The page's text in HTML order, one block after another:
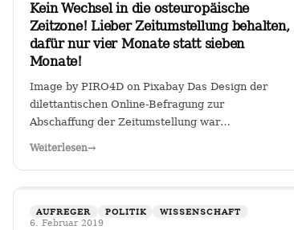
Kein Wechsel in die osteuropäische
Zeitzone! Lieber Zeitumstellung behalten,
dafür nur vier Monate statt sieben
Monate!
Image by PIRO4D on Pixabay Das Design der
dilettantischen Online-Befragung zur
Abschaffung der Zeitumstellung war
Weiterlesen→
AUFREGER POLITIK WISSENSCHAFT
6. Februar 2019